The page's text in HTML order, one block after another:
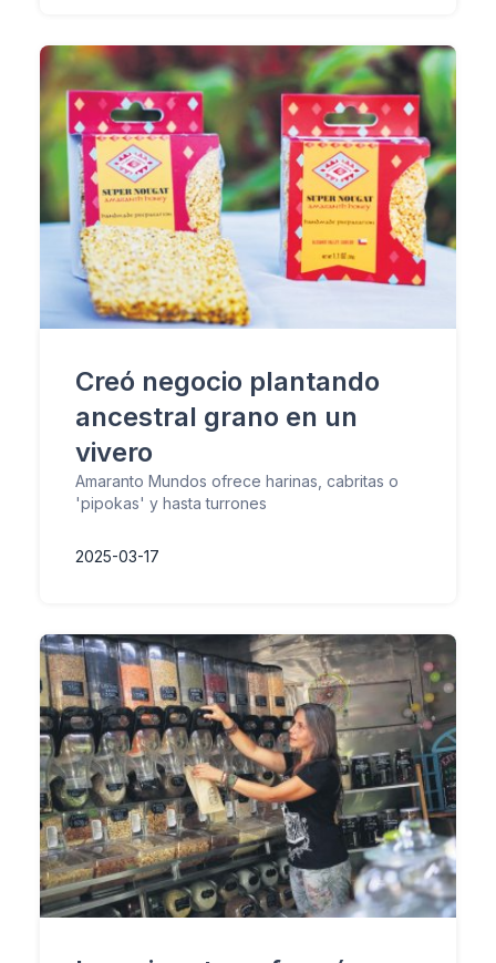
Creó negocio plantando
ancestral grano en un
vivero
Amaranto Mundos ofrece harinas, cabritas o
'pipokas' y hasta turrones
2025-03-17